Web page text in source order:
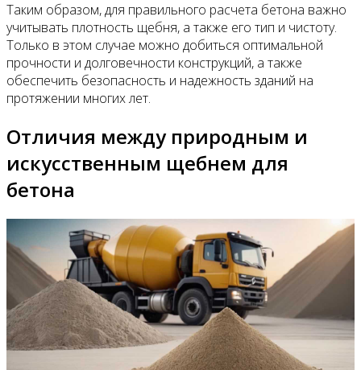
Таким образом, для правильного расчета бетона важно
учитывать плотность щебня, а также его тип и чистоту.
Только в этом случае можно добиться оптимальной
прочности и долговечности конструкций, а также
обеспечить безопасность и надежность зданий на
протяжении многих лет.
Отличия между природным и
искусственным щебнем для
бетона